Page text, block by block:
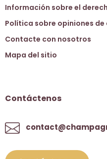
Información sobre el
Política sobre opiniones de
Contacte con nosotros
Mapa del sitio
Contáctenos